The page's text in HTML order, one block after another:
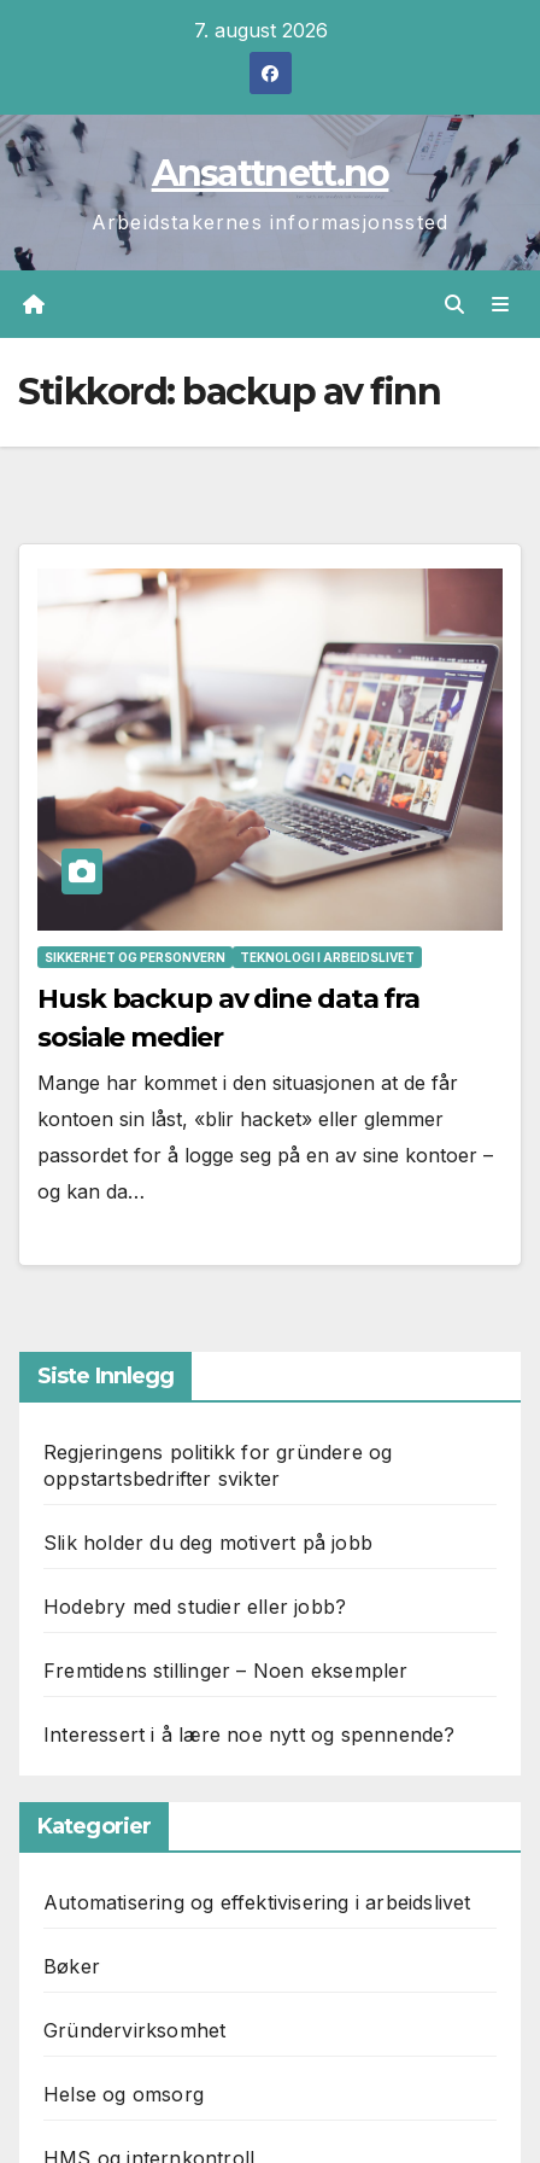
7. august 2026
Ansattnett.no
Arbeidstakernes informasjonssted
Stikkord: backup av finn
SIKKERHET OG PERSONVERN TEKNOLOGI I ARBEIDSLIVET
Husk backup av dine data fra
sosiale medier
Mange har kommet i den situasjonen at de får
kontoen sin låst, «blir hacket» eller glemmer
passordet for å logge seg på en av sine kontoer –
og kan da…
Siste Innlegg
Regjeringens politikk for gründere og
oppstartsbedrifter svikter
Slik holder du deg motivert på jobb
Hodebry med studier eller jobb?
Fremtidens stillinger – Noen eksempler
Interessert i å lære noe nytt og spennende?
Kategorier
Automatisering og effektivisering i arbeidslivet
Bøker
Gründervirksomhet
Helse og omsorg
HMS og internkontroll